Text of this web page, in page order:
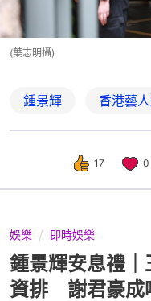
(葉志明攝)
鍾景輝 香港藝
17 0
娛樂 即時娛樂
鍾景輝安息禮
資排 謝君豪成